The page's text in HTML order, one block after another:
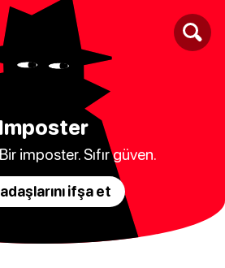
Imposter
imposter. Sıfır güven.
ifşa et